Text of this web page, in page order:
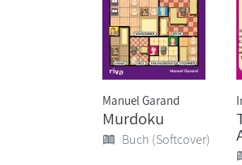
Manuel Garand
Murdoku
Buch (Softcover)